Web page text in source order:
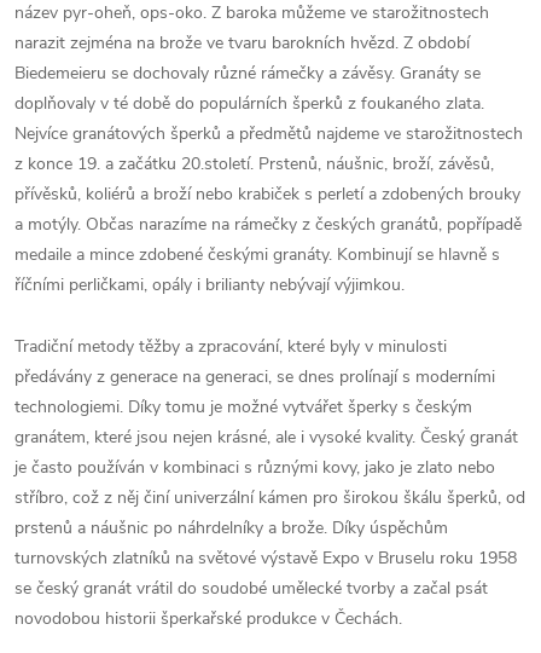
název pyr-oheň, ops-oko. Z baroka můžeme ve starožitnostech
narazit zejména na brože ve tvaru barokních hvězd. Z období
Biedemeieru se dochovaly různé rámečky a závěsy. Granáty se
doplňovaly v té době do populárních šperků z foukaného zlata.
Nejvíce granátových šperků a předmětů najdeme ve starožitnostech
z konce 19. a začátku 20.století. Prstenů, náušnic, broží, závěsů,
přívěsků, koliérů a broží nebo krabiček s perletí a zdobených brouky
a motýly. Občas narazíme na rámečky z českých granátů, popřípadě
medaile a mince zdobené českými granáty. Kombinují se hlavně s
říčními perličkami, opály i brilianty nebývají výjimkou.
Tradiční metody těžby a zpracování, které byly v minulosti
předávány z generace na generaci, se dnes prolínají s moderními
technologiemi. Díky tomu je možné vytvářet šperky s českým
granátem, které jsou nejen krásné, ale i vysoké kvality. Český granát
je často používán v kombinaci s různými kovy, jako je zlato nebo
stříbro, což z něj činí univerzální kámen pro širokou škálu šperků, od
prstenů a náušnic po náhrdelníky a brože. Díky úspěchům
turnovských zlatníků na světové výstavě Expo v Bruselu roku 1958
se český granát vrátil do soudobé umělecké tvorby a začal psát
novodobou historii šperkařské produkce v Čechách.